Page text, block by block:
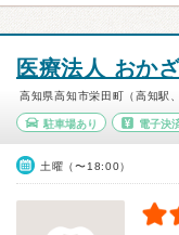
医療法人 おか
高知県高知市栄田町（高知駅
駐車場あり 電子決
土曜（〜18:00）